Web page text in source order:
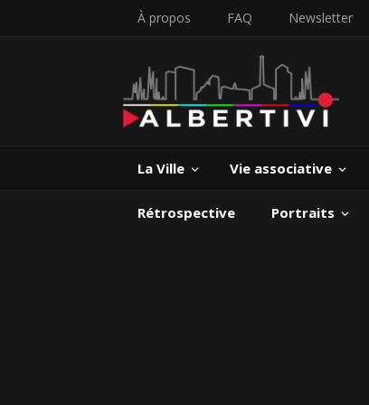
À propos FAQ Newsletter
La Ville Vie associative
Rétrospective Portraits